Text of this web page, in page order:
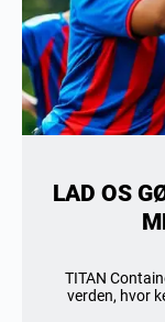
LAD OS
TITAN
verden, hvor